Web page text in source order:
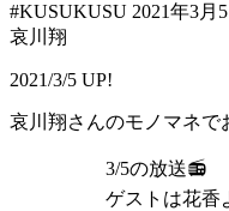
#KUSUKUSU 2021年3
哀川翔
2021/3/5 UP!
哀川翔さんのモノマネで
3/5の放送📻
ゲストは花香